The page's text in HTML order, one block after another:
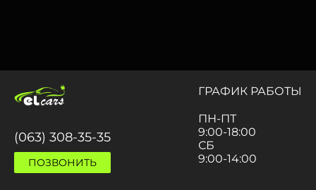
(063) 308-35-35
ПОЗВОНИТЬ
ГРАФИК РАБОТЫ
ПН-ПТ
9:00-18:00
СБ
9:00-14:00